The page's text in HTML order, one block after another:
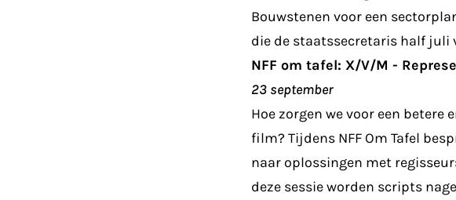
Bouwstenen voor een
die de staatssecretaris half juli
NFF om tafel: X/V/M -
23 september
Hoe zorgen we voor een
film? Tijdens NFF Om Tafel
naar oplossingen met
deze sessie worden scripts